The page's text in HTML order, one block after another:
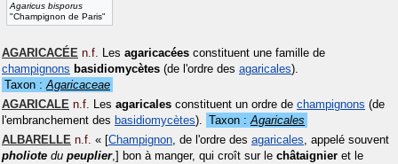
Agaricus bisporus
"Champignon de Paris"
AGARICACÉE n.f. Les agaricacées constituent une famille de
champignons basidiomycètes (de l'ordre des agaricales).
Taxon :Agaricaceae
AGARICALE n.f. Les agaricales constituent un ordre de champignons (de
l'embranchement des basidiomycètes). Taxon :Agaricales
ALBARELLE n.f. « [Champignon, de l'ordre des agaricales, appelé souvent
pholiote du peuplier,] bon à manger, qui croît sur le châtaignier et le